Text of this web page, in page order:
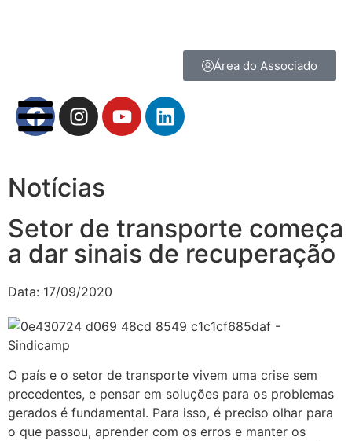
Área do Associado
Notícias
Setor de transporte começa
a dar sinais de recuperação
Data: 17/09/2020
O país e o setor de transporte vivem uma crise sem
precedentes, e pensar em soluções para os problemas
gerados é fundamental. Para isso, é preciso olhar para
o que passou, aprender com os erros e manter os